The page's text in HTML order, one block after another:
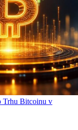
Trhu Bitcoinu v